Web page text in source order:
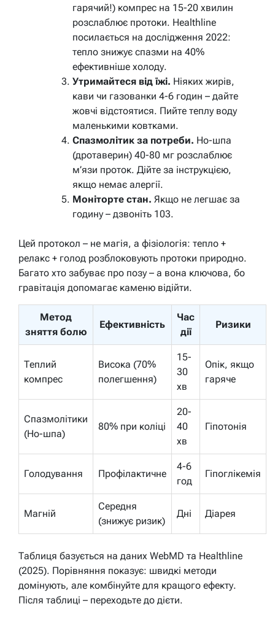
гарячий!) компрес на 15-20 хвилин
розслаблює протоки. Healthline
посилається на дослідження 2022:
тепло знижує спазми на 40%
ефективніше холоду.
Утримайтеся від їжі. Ніяких жирів,
кави чи газованки 4-6 годин – дайте
жовчі відстоятися. Пийте теплу воду
маленькими ковтками.
Спазмолітик за потреби. Но-шпа
(дротаверин) 40-80 мг розслаблює
м’язи проток. Дійте за інструкцією,
якщо немає алергії.
Моніторте стан. Якщо не легшає за
годину – дзвоніть 103.
Цей протокол – не магія, а фізіологія: тепло +
релакс + голод розблоковують протоки природно.
Багато хто забуває про позу – а вона ключова, бо
гравітація допомагає каменю відійти.
Метод
зняття болю
Ефективність
Час
дії
Ризики
Теплий
компрес
Висока (70%
полегшення)
15-
30
хв
Опік, якщо
гаряче
Спазмолітики
(Но-шпа)
80% при коліці
20-
40
хв
Гіпотонія
Голодування Профілактичне
4-6
год
Гіпоглікемія
Магній
Середня
(знижує ризик)
Дні Діарея
Таблиця базується на даних WebMD та Healthline
(2025). Порівняння показує: швидкі методи
домінують, але комбінуйте для кращого ефекту.
Після таблиці – переходьте до дієти.